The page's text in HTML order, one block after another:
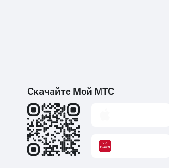
Скачайте Мой МТС